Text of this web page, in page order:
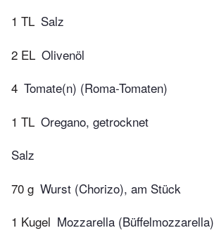
1 TL Salz
2 EL Olivenöl
4 Tomate(n) (Roma-Tomaten)
1 TL Oregano, getrocknet
Salz
70 g Wurst (Chorizo), am Stück
1 Kugel Mozzarella (Büffelmozzarella)